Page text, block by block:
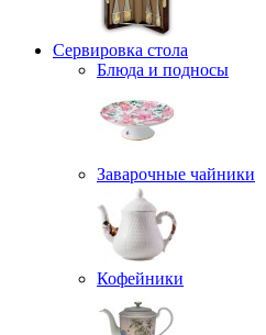
Сервировка стола
Блюда и подносы
Заварочные чайники
Кофейники